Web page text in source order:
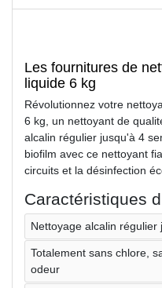
Les fournitures de
liquide 6 kg
Révolutionnez votre
6 kg, un nettoyant de
alcalin régulier jusqu'à 4
biofilm avec ce nettoyant
circuits et la désinfection
Caractéristiques
Nettoyage alcalin régulier
Totalement sans chlore,
odeur